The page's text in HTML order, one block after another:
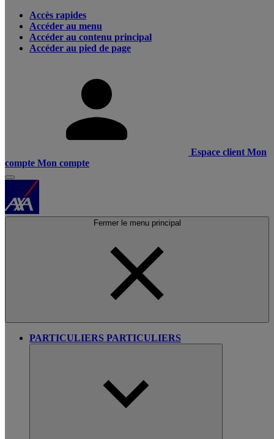
Accès rapides
Accéder au menu
Accéder au contenu principal
Accéder au pied de page
Espace client Mon
compte Mon compte
Fermer le menu principal
PARTICULIERS PARTICULIERS